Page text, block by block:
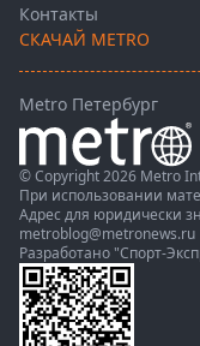
Контакты
СКАЧАЙ METRO
Metro Петербург
© Copyright 2026 Metro
При использовании
Адрес для юридически
metroblog@metronews.ru
Разработано "Спорт-